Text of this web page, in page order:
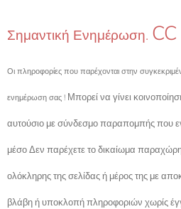
Σημαντική Ενημέρωση.
Οι πληροφορίες που παρέχονται στην
ενημέρωση σας ! Μπορεί να γίνει
αυτούσιο με σύνδεσμο παραπομπής που
μέσο Δεν παρέχετε το δικαίωμα
ολόκληρης της σελίδας ή μέρος της με
βλάβη ή υποκλοπή πληροφοριών χωρίς